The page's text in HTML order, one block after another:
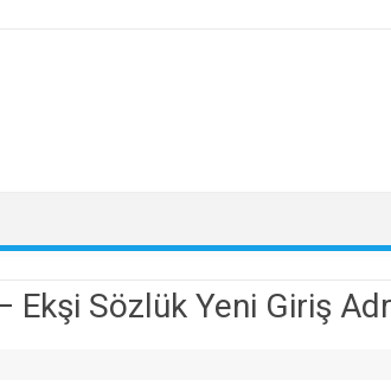
Sözlük Yeni Giriş